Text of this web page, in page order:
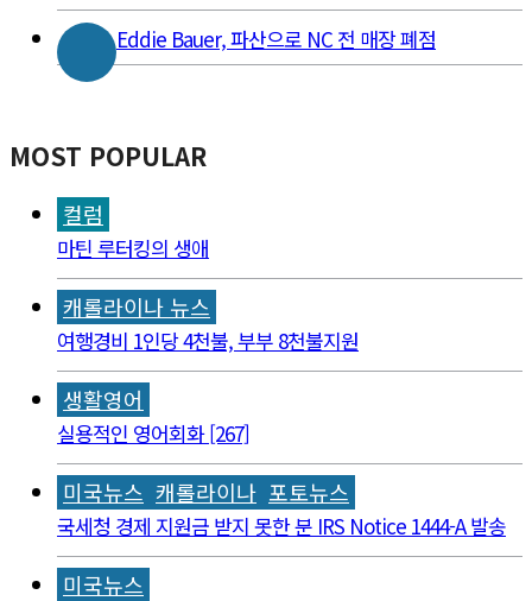
Eddie Bauer, 파산으로 NC 전 매장 폐점
MOST POPULAR
컬럼
마틴 루터킹의 생애
캐롤라이나 뉴스
여행경비 1인당 4천불, 부부 8천불지원
생활영어
실용적인 영어회화 [267]
미국뉴스 캐롤라이나 포토뉴스
국세청 경제 지원금 받지 못한 분 IRS Notice 1444-A 발송
미국뉴스